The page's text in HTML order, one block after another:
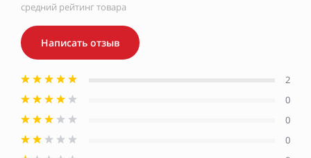
средний рейтинг товара
Написать отзыв
2
0
0
0